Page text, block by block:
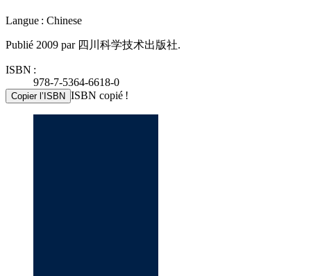
Langue : Chinese
Publié 2009 par 四川科学技术出版社.
ISBN :
978-7-5364-6618-0
Copier l’ISBN ISBN copié !